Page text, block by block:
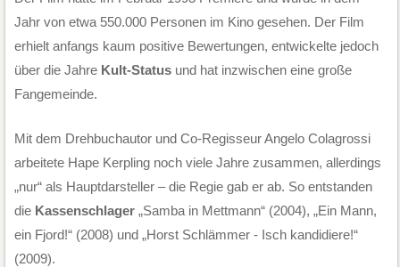
Jahr von etwa 550.000 Personen im Kino gesehen. Der Film
erhielt anfangs kaum positive Bewertungen, entwickelte jedoch
über die Jahre Kult-Statusund hat inzwischen eine große
Fangemeinde.
Mit dem Drehbuchautor und Co-Regisseur Angelo Colagrossi
arbeitete Hape Kerpling noch viele Jahre zusammen, allerdings
„nur“ als Hauptdarsteller – die Regie gab er ab. So entstanden
die Kassenschlager„Samba in Mettmann“ (2004), „Ein Mann,
ein Fjord!“ (2008) und „Horst Schlämmer - Isch kandidiere!“
(2009).